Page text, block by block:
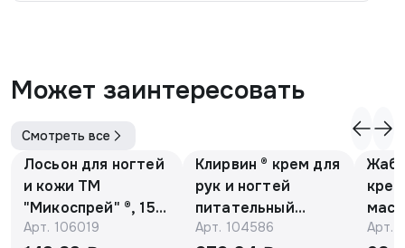
Может заинтересовать
Смотреть все
Лосьон для ногтей
и кожи ТМ
"Микоспрей" ®, 15
мл
Арт. 106019
Клирвин ® крем для
рук и ногтей
питательный
против
Арт. 104586 Арт.